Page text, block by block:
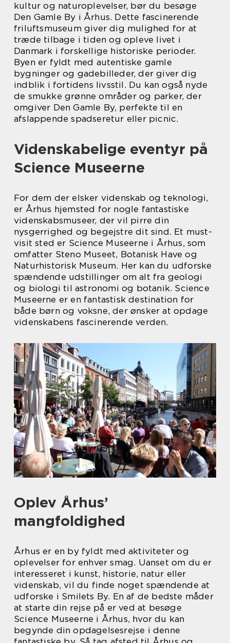
kultur og naturoplevelser, bør du besøge
Den Gamle By i Århus. Dette fascinerende
friluftsmuseum giver dig mulighed for at
træde tilbage i tiden og opleve livet i
Danmark i forskellige historiske perioder.
Byen er fyldt med autentiske gamle
bygninger og gadebilleder, der giver dig
indblik i fortidens livsstil. Du kan også nyde
de smukke grønne områder og parker, der
omgiver Den Gamle By, perfekte til en
afslappende spadseretur eller picnic.
Videnskabelige eventyr på
Science Museerne
For dem der elsker videnskab og teknologi,
er Århus hjemsted for nogle fantastiske
videnskabsmuseer, der vil pirre din
nysgerrighed og begejstre dit sind. Et must-
visit sted er Science Museerne i Århus, som
omfatter Steno Museet, Botanisk Have og
Naturhistorisk Museum. Her kan du udforske
spændende udstillinger om alt fra geologi
og biologi til astronomi og botanik. Science
Museerne er en fantastisk destination for
både børn og voksne, der ønsker at opdage
videnskabens fascinerende verden.
Oplev Århus’
mangfoldighed
Århus er en by fyldt med aktiviteter og
oplevelser for enhver smag. Uanset om du er
interesseret i kunst, historie, natur eller
videnskab, vil du finde noget spændende at
udforske i Smilets By. En af de bedste måder
at starte din rejse på er ved at besøge
Science Museerne i Århus, hvor du kan
begynde din opdagelsesrejse i denne